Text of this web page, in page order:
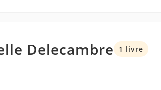
Delecambre 1 livre